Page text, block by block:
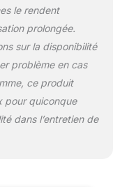
le rendent
prolongée.
sur la disponibilité
problème en cas
ce produit
pour quiconque
dans l’entretien de